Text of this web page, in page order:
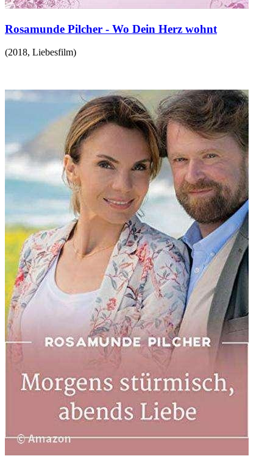
Rosamunde Pilcher - Wo Dein Herz wohnt
(2018, Liebesfilm)